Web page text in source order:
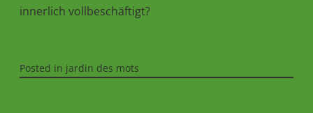
innerlich vollbeschäftigt?
Posted in jardin des mots